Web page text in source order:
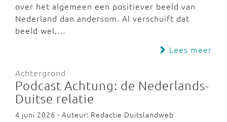
over het algemeen een positiever beeld van
Nederland dan andersom. Al verschuift dat
beeld wel,…
Lees meer
Achtergrond
Podcast Achtung: de Nederlands-
Duitse relatie
4 juni 2026 - Auteur: Redactie Duitslandweb